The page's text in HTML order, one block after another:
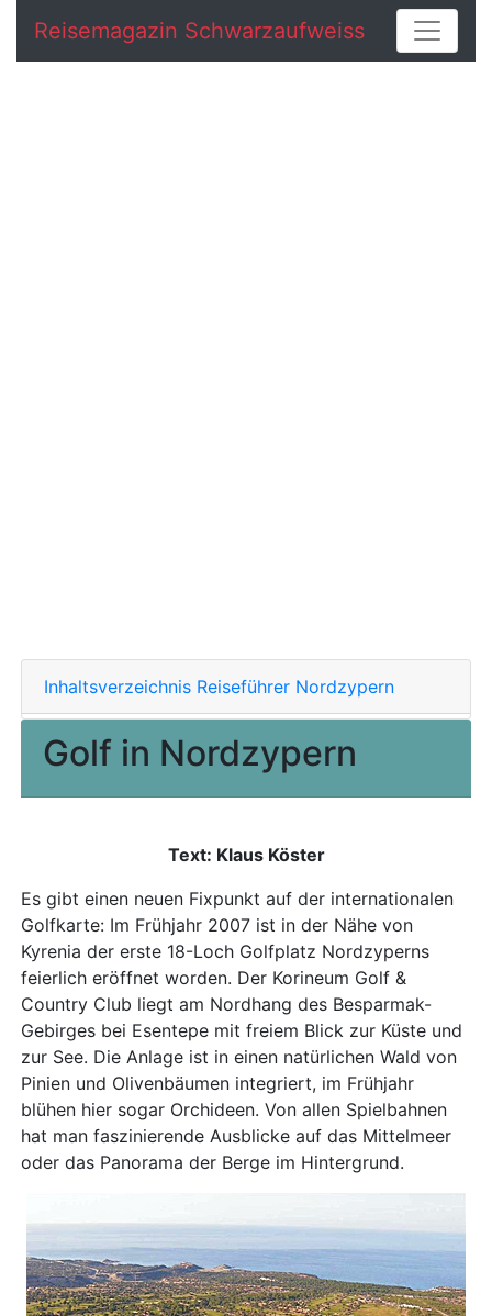
Reisemagazin Schwarzaufweiss
Inhaltsverzeichnis Reiseführer Nordzypern
Golf in Nordzypern
Text: Klaus Köster
Es gibt einen neuen Fixpunkt auf der internationalen
Golfkarte: Im Frühjahr 2007 ist in der Nähe von
Kyrenia der erste 18-Loch Golfplatz Nordzyperns
feierlich eröffnet worden. Der Korineum Golf &
Country Club liegt am Nordhang des Besparmak-
Gebirges bei Esentepe mit freiem Blick zur Küste und
zur See. Die Anlage ist in einen natürlichen Wald von
Pinien und Olivenbäumen integriert, im Frühjahr
blühen hier sogar Orchideen. Von allen Spielbahnen
hat man faszinierende Ausblicke auf das Mittelmeer
oder das Panorama der Berge im Hintergrund.